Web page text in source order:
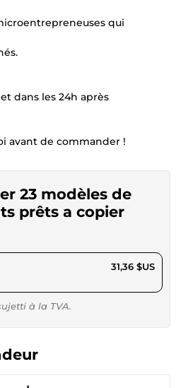
qui
dans les 24h après
avant de commander !
23 modèles de
prêts a copier
28,90 $US 31,36 $US
à la TVA.